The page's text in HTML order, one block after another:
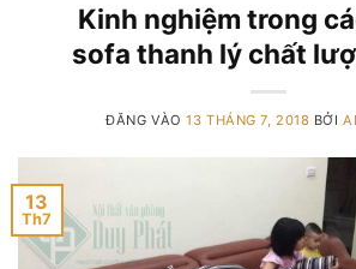
Kinh nghiệm trong
sofa thanh lý chất
ĐĂNG VÀO13 THÁNG 7, 2018 BỞI
13
Th7